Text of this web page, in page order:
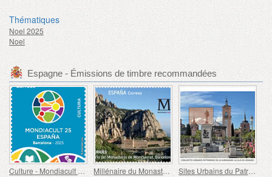
Thématiques
Noel 2025
Noel
Espagne - Émissions de timbre recommandées
Culture - Mondiacult 25 Espagne, Barcelone Millénaire du Monastère de Montserrat, Barcelone Sites Urbains du Patrimoine Mondial - Alcalá de Henares